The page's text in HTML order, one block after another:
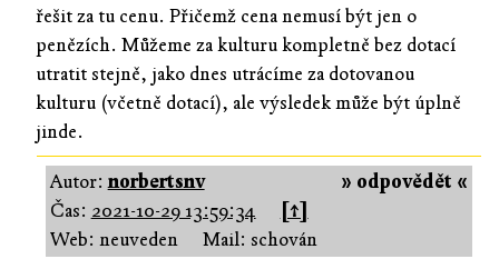
řešit za tu cenu. Přičemž cena nemusí být jen o
penězích. Můžeme za kulturu kompletně bez dotací
utratit stejně, jako dnes utrácíme za dotovanou
kulturu (včetně dotací), ale výsledek může být úplně
jinde.
» odpovědět «
Autor:norbertsnv
Čas: 2021-10-29 13:59:34
[↑]
Web: neuveden
Mail: schován